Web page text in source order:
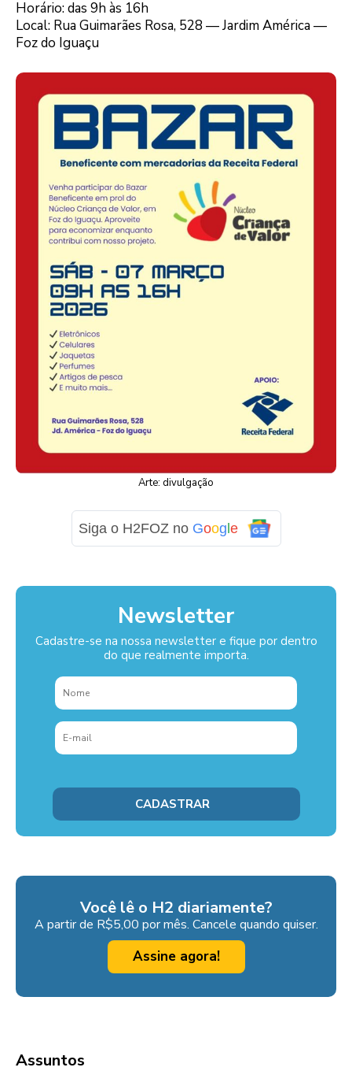
Horário: das 9h às 16h
Local: Rua Guimarães Rosa, 528 — Jardim América —
Foz do Iguaçu
Arte: divulgação
Siga o H2FOZ no Google
Newsletter
Cadastre-se na nossa newsletter e fique por dentro
do que realmente importa.
Você lê o H2 diariamente?
A partir de R$5,00 por mês. Cancele quando quiser.
Assine agora!
Assuntos